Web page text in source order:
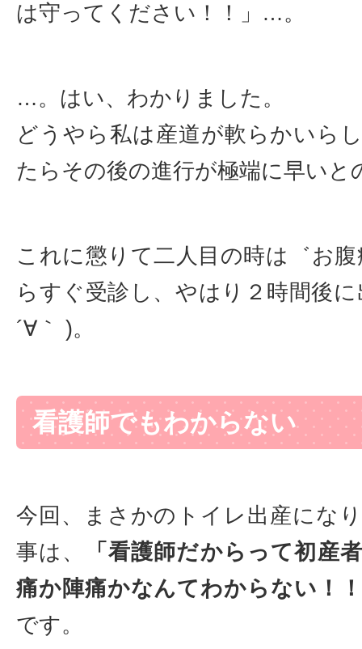
は守ってください！！」…。
…。はい、わかりました。
どうやら私は産道が軟らかいら
たらその後の進行が極端に早いと
これに懲りて二人目の時は゛お腹
らすぐ受診し、やはり２時間後
´∀｀ )。
看護師でもわからない
今回、まさかのトイレ出産にな
事は、
「看護師だからって初産
痛か陣痛かなんてわからない！
です。